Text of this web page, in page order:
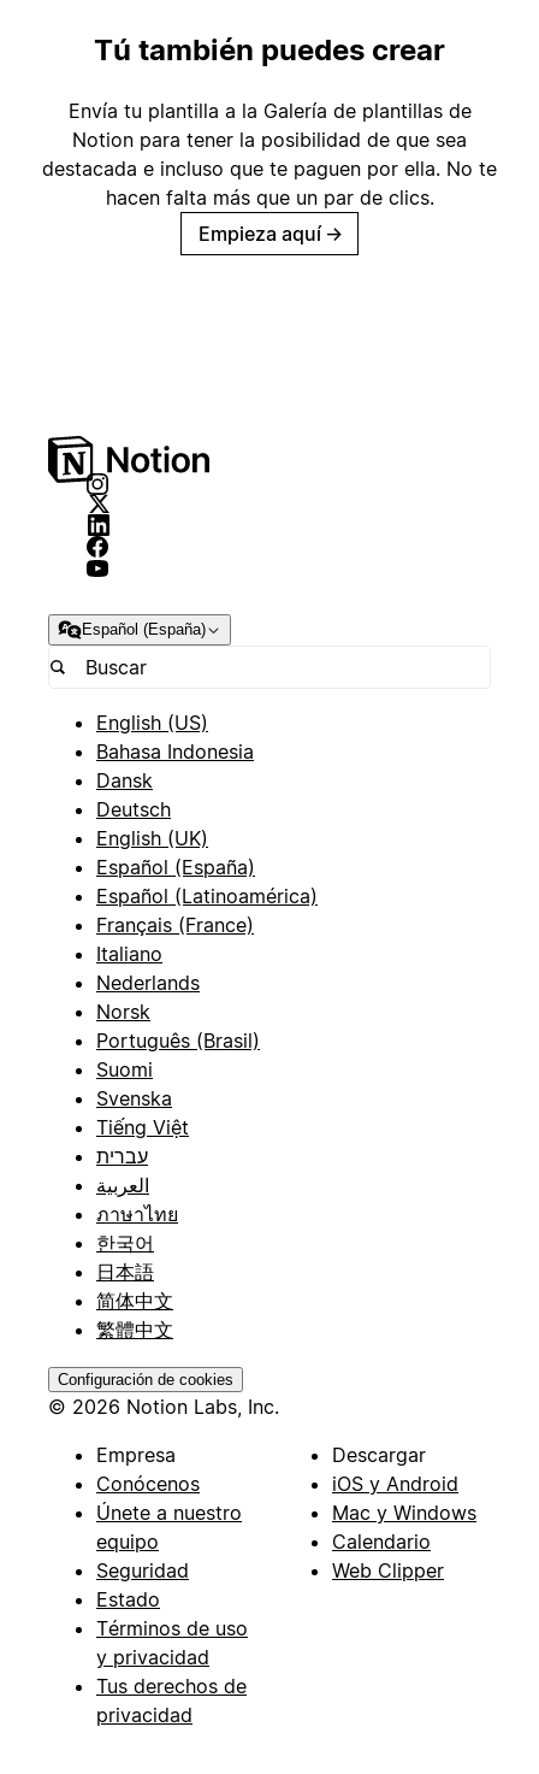
Tú también puedes crear
Envía tu plantilla a la Galería de plantillas de
Notion para tener la posibilidad de que sea
destacada e incluso que te paguen por ella. No te
hacen falta más que un par de clics.
Empieza aquí →
Español (España)
English (US)
Bahasa Indonesia
Dansk
Deutsch
English (UK)
Español (España)
Español (Latinoamérica)
Français (France)
Italiano
Nederlands
Norsk
Português (Brasil)
Suomi
Svenska
Tiếng Việt
עברית
العربية
ภาษาไทย
한국어
日本語
简体中文
繁體中文
Configuración de cookies
© 2026 Notion Labs, Inc.
Empresa
Conócenos
Únete a nuestro
equipo
Seguridad
Estado
Términos de uso
y privacidad
Tus derechos de
privacidad
Descargar
iOS y Android
Mac y Windows
Calendario
Web Clipper